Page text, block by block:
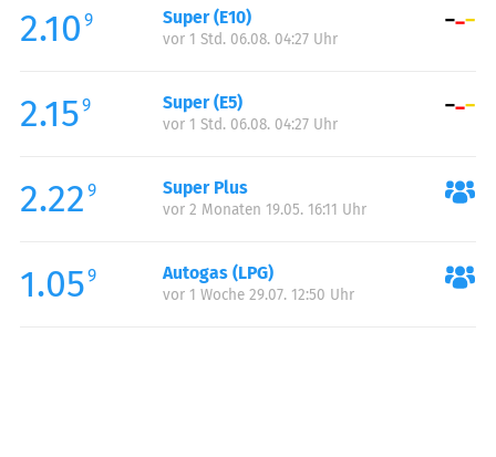
Samstag:
00:00-24:00
Sonntag:
2.10 9 Super (E10)
vor 1 Std. 06.08. 04:27 Uhr
2.159 Super (E5)
vor 1 Std. 06.08. 04:27 Uhr
2.22 9 Super Plus
vor 2 Monaten 19.05. 16:11 Uhr
1.059 Autogas (LPG)
vor 1 Woche 29.07. 12:50 Uhr